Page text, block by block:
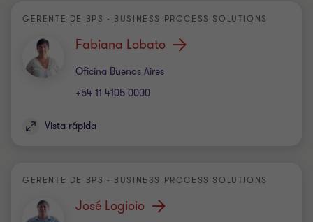
GERENTE DE BPS - BUSINESS PROCESS SOLUTIONS
Fabiana Lobato
Oficina Buenos Aires
Oficina
+54 11 4105 0000
Vista rápida
GERENTE DE BPS - BUSINESS PROCESS SOLUTIONS
José Logioio